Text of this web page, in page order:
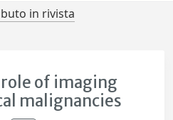
in rivista
of imaging
malignancies